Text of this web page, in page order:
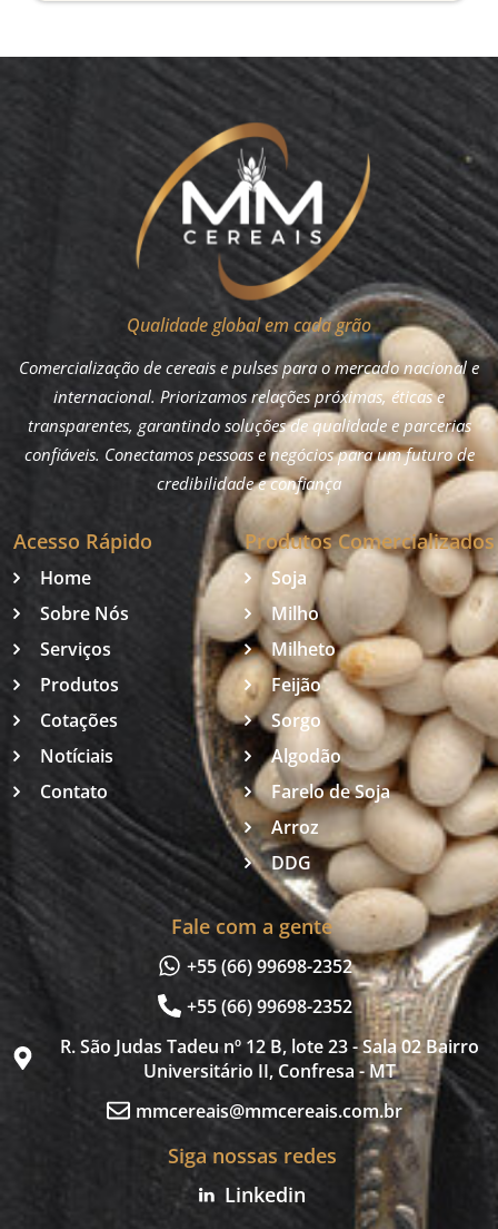
Qualidade global em cada grão
Comercialização de cereais e pulses para o mercado nacional e
internacional. Priorizamos relações próximas, éticas e
transparentes, garantindo soluções de qualidade e parcerias
confiáveis. Conectamos pessoas e negócios para um futuro de
credibilidade e confiança
Acesso Rápido
Home
Sobre Nós
Serviços
Produtos
Cotações
Notíciais
Contato
Produtos Comercializados
Soja
Milho
Milheto
Feijão
Sorgo
Algodão
Farelo de Soja
Arroz
DDG
Fale com a gente
+55 (66) 99698-2352
+55 (66) 99698-2352
R. São Judas Tadeu nº 12 B, lote 23 - Sala 02 Bairro
Universitário II, Confresa - MT
mmcereais@mmcereais.com.br
Siga nossas redes
Linkedin